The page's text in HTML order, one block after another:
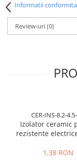
ambalare si aplicatii
integrat, fiind ideal
al temperaturii.
prin RezistenteMag.
Informatii
Review-uri(0)
CER-INS-8.2-
Izolator ceramic
rezistente
interior / lungime
1,38 RON